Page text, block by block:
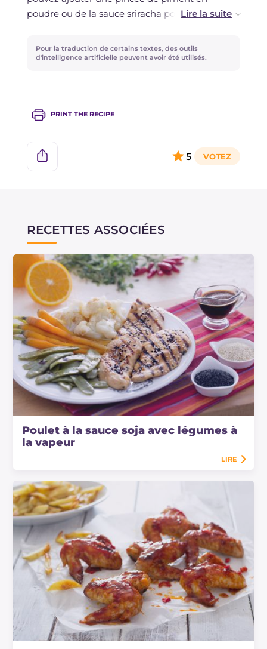
poudre ou de la sauce sriracha pour une version
plus aromatique ? Essayez d'utiliser du romarin
et du thym à la place du paprika, ou une
épicée.
Pour la traduction de certains textes, des outils
d'intelligence artificielle peuvent avoir été utilisés.
PRINT THE RECIPE
5
RECETTES ASSOCIÉES
Poulet à la sauce soja avec légumes à
la vapeur
LIRE